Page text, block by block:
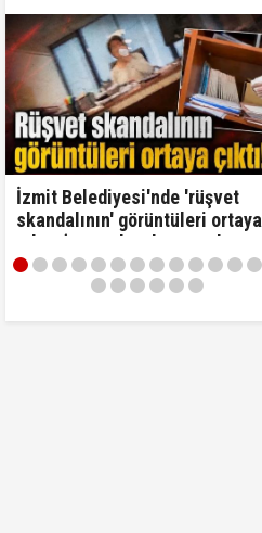
İzmit Belediyesi'nde 'rüşvet
skandalının' görüntüleri ortaya
çıktı! ‘Oraya koy ben oradan
alırım…'